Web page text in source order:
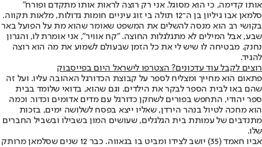
אותו קדימה, כי הוא מסוגל. אני רק רוצה לראות אותו מתקדם ופורח"
סלמאן אבו גיליון בן ה־12 תולה בי זוג עיניים חומות גדולות, מלאות תקווה.
בקושי רב הוא מנסה להשלים את המשפט שאומר שהוא מת על הפועל באר
שבע, אבל המילים לא מתגלגלות החוצה. "קח אוויר", אני אומרת לו, והגרון
נחנק. מבטיחה לו שיש לי את כל הזמן שבעולם לשמוע את מה הוא רוצה
להגיד.
רוצים לקבל עוד עדכונים? הצטרפו לישראל היום בפייסבוק
פתאום הוא מחייך ומצליח לספר על קבוצת הכדורגל האהובה עליו. ועל זה
שהם באו לבית הספר לבקר את הילדים. וגם שהוא, בדואי שלומד בבית
ספר יהודי, התחפש בפורים לשחקן כדורגל עם מדים אדומים וכדור. וכמה
הוא מחכה לטיול בנהר הירדן, שאליו ייצא בפסח לשלושה ימים, בזכות
מתנדבים של עמותת בית הגלגלים, שעושים המון בשבילו ובשביל החברים
שלו.
אביו חאמד (35) יושב לצידו ומביט בו בגאווה. כבר 12 שנים שסלמאן מרותק